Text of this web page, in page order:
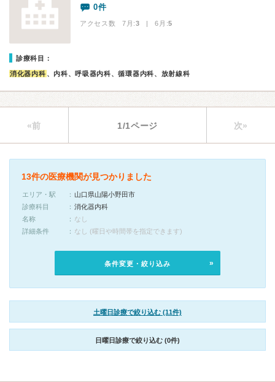
0件
アクセス数 7月:3 | 6月:5
診療科目：
消化器内科 、内科、呼吸器内科、循環器内科、放射線科
«前 1/1ページ 次»
13件の医療機関が見つかりました
エリア・駅
山口県山陽小野田市
診療科目
消化器内科
名称
なし
詳細条件
なし (曜日や時間帯を指定できます)
条件変更・絞り込み
土曜日診療で絞り込む (11件)
日曜日診療で絞り込む (0件)